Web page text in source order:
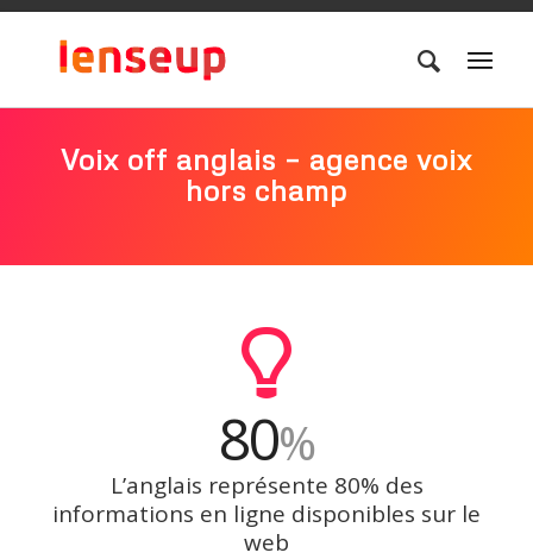
Voix off anglais – agence voix
hors champ
80%
L’anglais représente 80% des
informations en ligne disponibles sur le
web